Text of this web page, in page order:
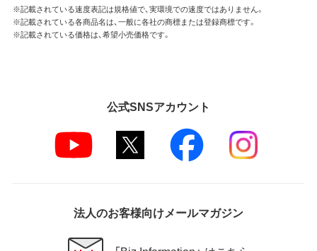
※記載されている速度表記は規格値で、実環境での速度ではありません。
※記載されている各商品名は、一般に各社の商標または登録商標です。
※記載されている価格は、希望小売価格です。
公式SNSアカウント
法人のお客様向けメールマガジン